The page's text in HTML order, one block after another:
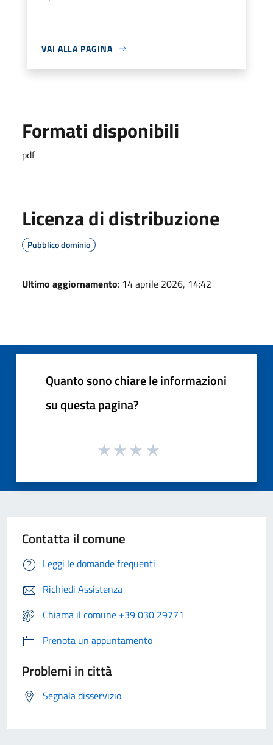
VAI ALLA PAGINA
Formati disponibili
pdf
Licenza di distribuzione
Pubblico dominio
Ultimo aggiornamento: 14 aprile 2026, 14:42
Quanto sono chiare le informazioni
su questa pagina?
Contatta il comune
Leggi le domande frequenti
Richiedi Assistenza
Chiama il comune +39 030 29771
Prenota un appuntamento
Problemi in città
Segnala disservizio